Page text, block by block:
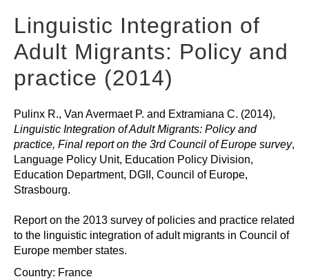
COMMUNAUTÉ
Linguistic Integration of
Adult Migrants: Policy and
practice (2014)
Pulinx R., Van Avermaet P. and Extramiana C. (2014),
Linguistic Integration of Adult Migrants: Policy and
practice, Final report on the 3rd Council of Europe survey,
Language Policy Unit, Education Policy Division,
Education Department, DGII, Council of Europe,
Strasbourg.
Report on the 2013 survey of policies and practice related
to the linguistic integration of adult migrants in Council of
Europe member states.
Country: France